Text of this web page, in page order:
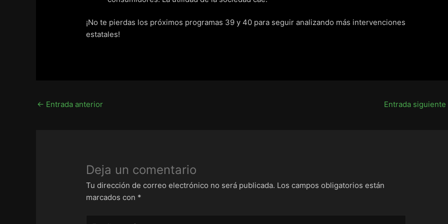
¡No te pierdas los próximos programas 39 y 40 para seguir analizando más intervenciones
estatales!
← Entrada anterior Entrada siguiente
Deja un comentario
Tu dirección de correo electrónico no será publicada. Los campos obligatorios están
marcados con *